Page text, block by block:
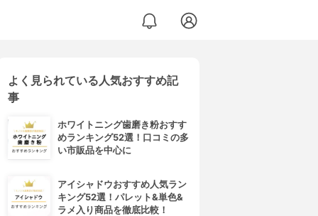
よく見られている人気おすすめ記
事
ホワイトニング歯磨き粉おすす
めランキング52選！口コミの多
い市販品を中心に
アイシャドウおすすめ人気ラン
キング52選！パレット&単色&
ラメ入り商品を徹底比較！